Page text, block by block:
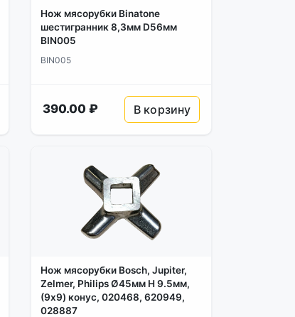
Нож мясорубки Binatone
шестигранник 8,3мм D56мм
BIN005
BIN005
390.00 ₽ В корзину
Нож мясорубки Bosch, Jupiter,
Zelmer, Philips Ø45мм H 9.5мм,
(9x9) конус, 020468, 620949,
028887